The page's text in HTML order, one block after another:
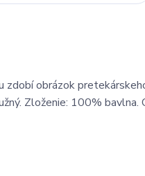
zdobí obrázok
Zloženie: 100%